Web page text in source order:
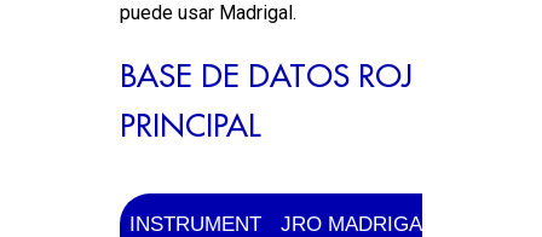
puede usar Madrigal.
BASE DE DATOS ROJ
PRINCIPAL
INSTRUMENT
JRO MADRIGAL